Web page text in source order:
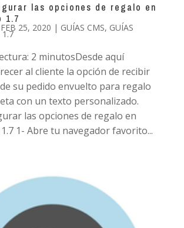
las opciones de regalo en
1.7
FEB 25, 2020 | GUÍAS CMS, GUÍAS
1.7
2 minutosDesde aquí
al cliente la opción de recibir
su pedido envuelto para regalo
con un texto personalizado.
las opciones de regalo en
1- Abre tu navegador favorito...